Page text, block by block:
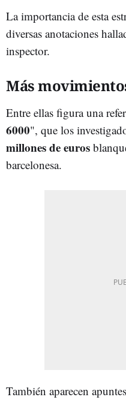
La importancia de esta
diversas anotaciones
inspector.
Más
Entre ellas figura una
6000", que los
millones de euros
barcelonesa.
También aparecen